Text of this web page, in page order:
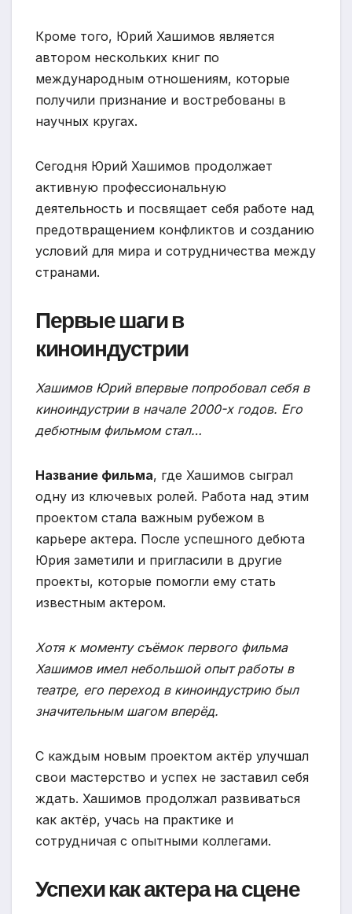
Кроме того, Юрий Хашимов является
автором нескольких книг по
международным отношениям, которые
получили признание и востребованы в
научных кругах.
Сегодня Юрий Хашимов продолжает
активную профессиональную
деятельность и посвящает себя работе над
предотвращением конфликтов и созданию
условий для мира и сотрудничества между
странами.
Первые шаги в
киноиндустрии
Хашимов Юрий впервые попробовал себя в
киноиндустрии в начале 2000-х годов. Его
дебютным фильмом стал…
Название фильма, где Хашимов сыграл
одну из ключевых ролей. Работа над этим
проектом стала важным рубежом в
карьере актера. После успешного дебюта
Юрия заметили и пригласили в другие
проекты, которые помогли ему стать
известным актером.
Хотя к моменту съёмок первого фильма
Хашимов имел небольшой опыт работы в
театре, его переход в киноиндустрию был
значительным шагом вперёд.
С каждым новым проектом актёр улучшал
свои мастерство и успех не заставил себя
ждать. Хашимов продолжал развиваться
как актёр, учась на практике и
сотрудничая с опытными коллегами.
Успехи как актера на сцене